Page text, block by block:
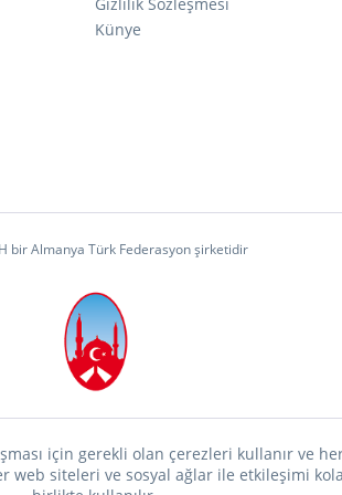
Künye
bir Almanya Türk Federasyon şirketidir
için gerekli olan çerezleri kullanır ve
siteleri ve sosyal ağlar ile etkileşimi